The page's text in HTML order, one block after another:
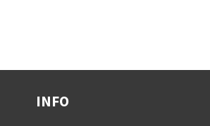
INFO